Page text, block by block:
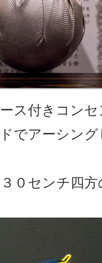
ス付きコン
でアーシン
０センチ四